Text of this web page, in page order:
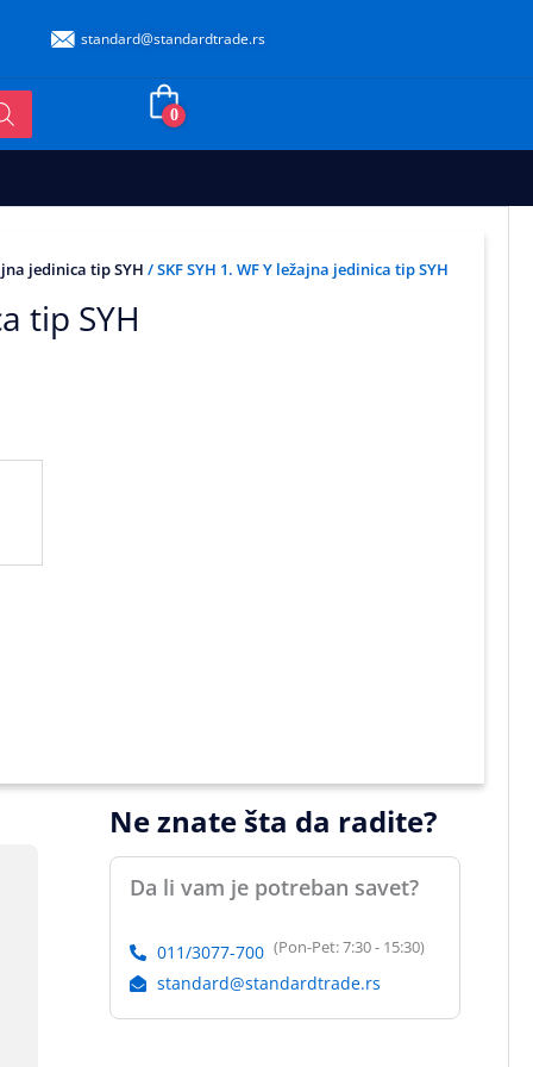
standard@standardtrade.rs
0
jedinica tip SYH / SKF SYH 1. WF Y ležajna jedinica tip SYH
tip SYH
Ne znate šta da radite?
Da li vam je potreban savet?
011/3077-700 (Pon-Pet: 7:30 - 15:30)
standard@standardtrade.rs